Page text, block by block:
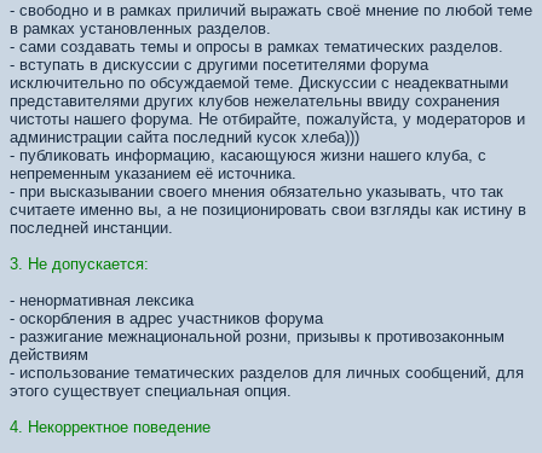
- свободно и в рамках приличий выражать своё мнение по любой теме
в рамках установленных разделов.
- сами создавать темы и опросы в рамках тематических разделов.
- вступать в дискуссии с другими посетителями форума
исключительно по обсуждаемой теме. Дискуссии с неадекватными
представителями других клубов нежелательны ввиду сохранения
чистоты нашего форума. Не отбирайте, пожалуйста, у модераторов и
администрации сайта последний кусок хлеба)))
- публиковать информацию, касающуюся жизни нашего клуба, с
непременным указанием её источника.
- при высказывании своего мнения обязательно указывать, что так
считаете именно вы, а не позиционировать свои взгляды как истину в
последней инстанции.
3. Не допускается:
- ненормативная лексика
- оскорбления в адрес участников форума
- разжигание межнациональной розни, призывы к противозаконным
действиям
- использование тематических разделов для личных сообщений, для
этого существует специальная опция.
4. Некорректное поведение